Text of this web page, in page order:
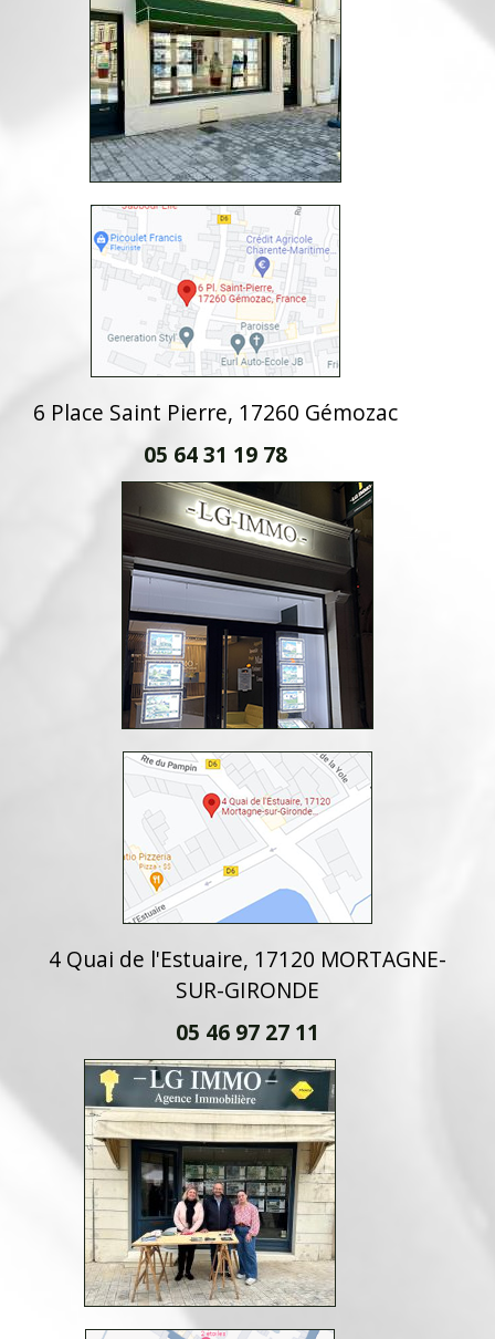
6 Place Saint Pierre, 17260 Gémozac
05 64 31 19 78
4 Quai de l'Estuaire, 17120 MORTAGNE-
SUR-GIRONDE
05 46 97 27 11